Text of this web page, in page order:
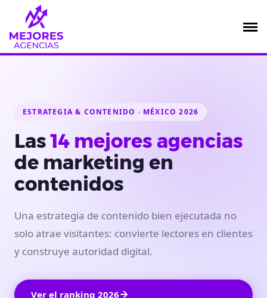
contenido
ESTRATEGIA & CONTENIDO · MÉXICO 2026
Las14 mejores agencias
de marketing en
contenidos
Una estrategia de contenido bien ejecutada no
solo atrae visitantes: convierte lectores en clientes
y construye autoridad digital.
Ver el ranking 2026